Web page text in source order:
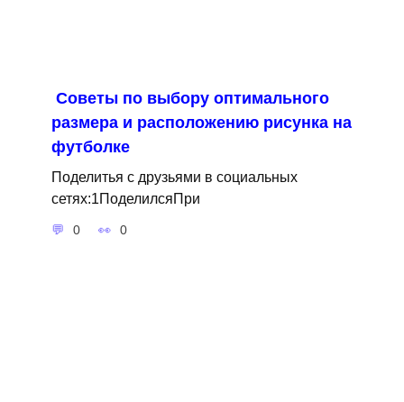
Советы по выбору оптимального
размера и расположению рисунка на
футболке
Поделитья с друзьями в социальных
сетях:1ПоделилсяПри
0 0